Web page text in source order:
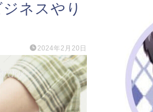
ネスやり
2024年2月20日